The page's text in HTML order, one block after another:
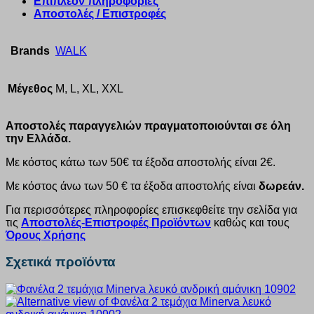
Αποστολές / Επιστροφές
Brands WALK
Μέγεθος M, L, XL, XXL
Αποστολές παραγγελιών πραγματοποιούνται σε όλη
την Ελλάδα.
Με κόστος κάτω των 50€ τα έξοδα αποστολής είναι 2€.
Με κόστος άνω των 50 € τα έξοδα αποστολής είναι δωρεάν.
Για περισσότερες πληροφορίες επισκεφθείτε την σελίδα για
τις Αποστολές-Επιστροφές Προϊόντων καθώς και τους
Όρους Χρήσης
Σχετικά προϊόντα